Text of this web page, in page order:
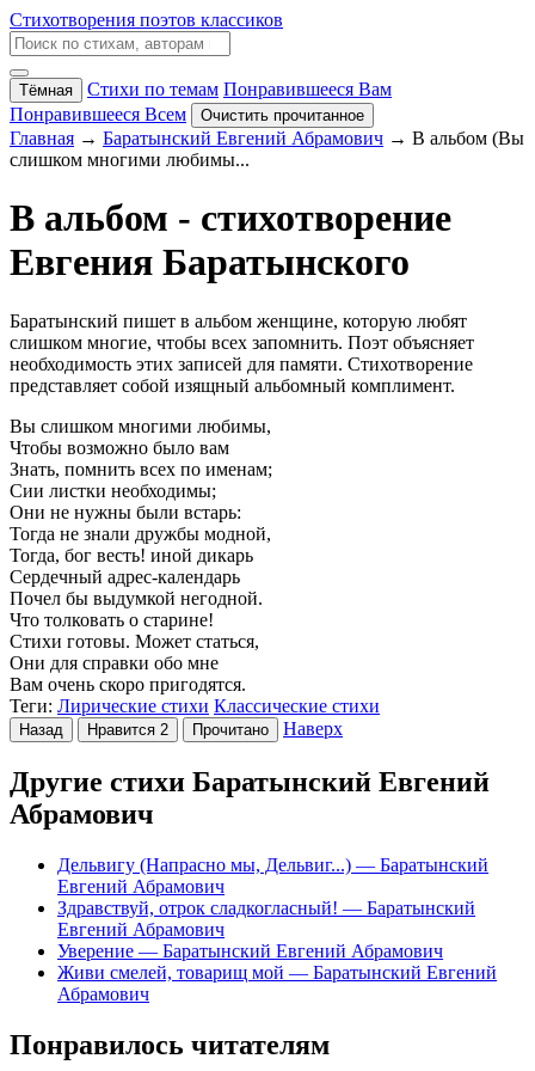
Стихотворения поэтов классиков
Тёмная Стихи по темам Понравившееся Вам
Понравившееся Всем
Очистить прочитанное
Главная → Баратынский Евгений Абрамович → В альбом (Вы
слишком многими любимы...
В альбом - стихотворение
Евгения Баратынского
Баратынский пишет в альбом женщине, которую любят
слишком многие, чтобы всех запомнить. Поэт объясняет
необходимость этих записей для памяти. Стихотворение
представляет собой изящный альбомный комплимент.
Вы слишком многими любимы,
Чтобы возможно было вам
Знать, помнить всех по именам;
Сии листки необходимы;
Они не нужны были встарь:
Тогда не знали дружбы модной,
Тогда, бог весть! иной дикарь
Сердечный адрес-календарь
Почел бы выдумкой негодной.
Что толковать о старине!
Стихи готовы. Может статься,
Они для справки обо мне
Вам очень скоро пригодятся.
Теги: Лирические стихи Классические стихи
Назад Нравится 2 Прочитано Наверх
Другие стихи Баратынский Евгений
Абрамович
Дельвигу (Напрасно мы, Дельвиг...) — Баратынский
Евгений Абрамович
Здравствуй, отрок сладкогласный! — Баратынский
Евгений Абрамович
Уверение — Баратынский Евгений Абрамович
Живи смелей, товарищ мой — Баратынский Евгений
Абрамович
Понравилось читателям